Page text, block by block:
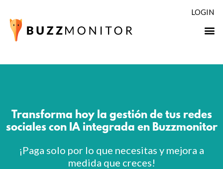
LOGIN
Transforma hoy la gestión de tus redes
sociales con IA integrada en Buzzmonitor
¡Paga solo por lo que necesitas y mejora a
medida que creces!